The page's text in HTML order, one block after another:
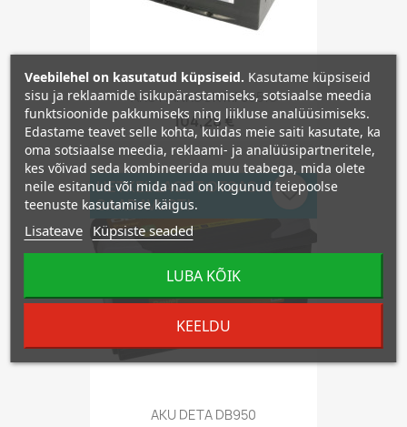
AKU HANKOOK MF59519
104,28 €
AKU DETA DB950
HETKEL LAOST OTSAS. KÜSI
SAADAVUST!
favorite_border
Veebilehel on kasutatud küpsiseid. Kasutame küpsiseid
sisu ja reklaamide isikupärastamiseks, sotsiaalse meedia
funktsioonide pakkumiseks ning liikluse analüüsimiseks.
Edastame teavet selle kohta, kuidas meie saiti kasutate, ka
oma sotsiaalse meedia, reklaami- ja analüüsipartneritele,
kes võivad seda kombineerida muu teabega, mida olete
neile esitanud või mida nad on kogunud teiepoolse
teenuste kasutamise käigus.
Lisateave Küpsiste seaded
KEELDU
LUBA KÕIK